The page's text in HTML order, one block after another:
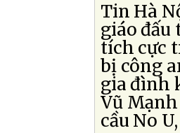
Tin Hà
giáo
tích cực
bị công
gia đình
Vũ
cầu No